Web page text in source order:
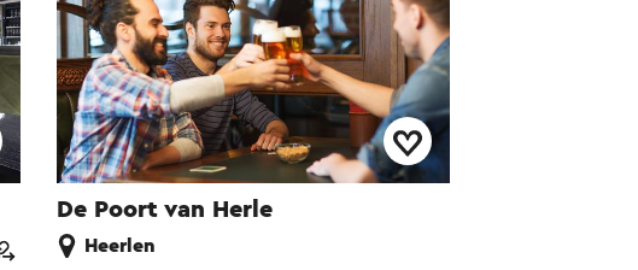
De Poort van Herle
Heerlen